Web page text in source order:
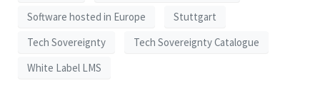
Software hosted in Europe
Stuttgart
Tech Sovereignty
Tech Sovereignty Catalogue
White Label LMS